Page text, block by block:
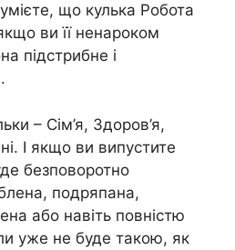
що кулька Робота
ви її ненароком
підстрибне і
– Сім’я, Здоров’я,
І якщо ви випустите
безповоротно
подряпана,
або навіть повністю
уже не буде такою, як